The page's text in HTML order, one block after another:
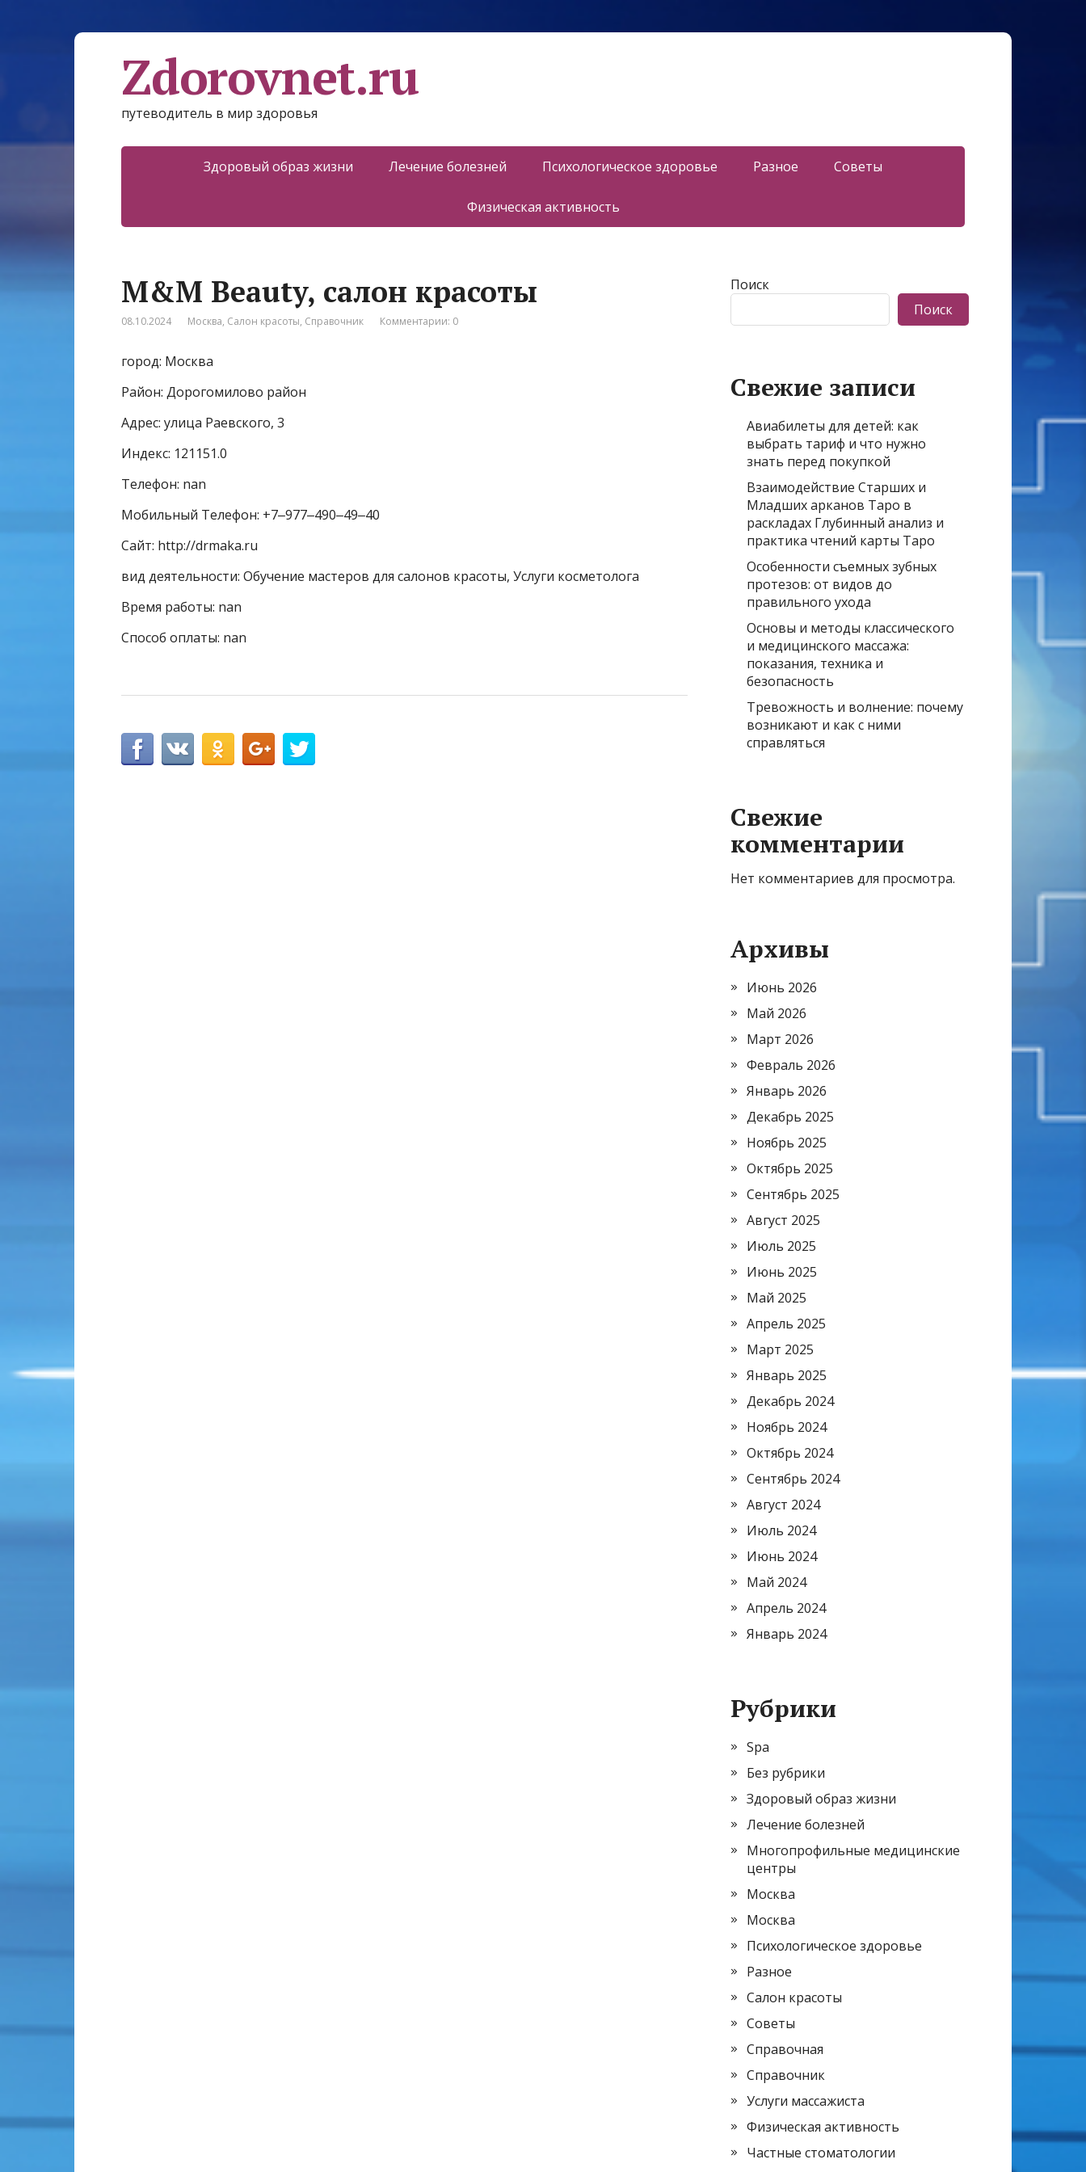
Zdorovnet.ru
путеводитель в мир здоровья
Здоровый образ жизни Лечение болезней Психологическое здоровье Разное Советы
Физическая активность
M&M Beauty, салон красоты
08.10.2024 Москва, Салон красоты, Справочник Комментарии: 0
город: Москва
Район: Дорогомилово район
Адрес: улица Раевского, 3
Индекс: 121151.0
Телефон: nan
Мобильный Телефон: +7‒977‒490‒49‒40
Сайт: http://drmaka.ru
вид деятельности: Обучение мастеров для салонов красоты, Услуги косметолога
Время работы: nan
Способ оплаты: nan
Поиск
Поиск
Свежие записи
Авиабилеты для детей: как
выбрать тариф и что нужно
знать перед покупкой
Взаимодействие Старших и
Младших арканов Таро в
раскладах Глубинный анализ и
практика чтений карты Таро
Особенности съемных зубных
протезов: от видов до
правильного ухода
Основы и методы классического
и медицинского массажа:
показания, техника и
безопасность
Тревожность и волнение: почему
возникают и как с ними
справляться
Свежие
комментарии
Нет комментариев для просмотра.
Архивы
Июнь 2026
Май 2026
Март 2026
Февраль 2026
Январь 2026
Декабрь 2025
Ноябрь 2025
Октябрь 2025
Сентябрь 2025
Август 2025
Июль 2025
Июнь 2025
Май 2025
Апрель 2025
Март 2025
Январь 2025
Декабрь 2024
Ноябрь 2024
Октябрь 2024
Сентябрь 2024
Август 2024
Июль 2024
Июнь 2024
Май 2024
Апрель 2024
Январь 2024
Рубрики
Spa
Без рубрики
Здоровый образ жизни
Лечение болезней
Многопрофильные медицинские
центры
Москва
Москва
Психологическое здоровье
Разное
Салон красоты
Советы
Справочная
Справочник
Услуги массажиста
Физическая активность
Частные стоматологии